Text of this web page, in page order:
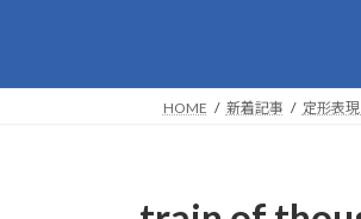
ッ
移
HOME 新着記事 定形表